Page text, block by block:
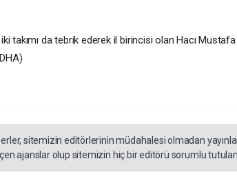
takımı da tebrik ederek il birincisi olan Hacı Mustafa
sitemizin editörlerinin müdahalesi olmadan
ajanslar olup sitemizin hiç bir editörü sorumlu